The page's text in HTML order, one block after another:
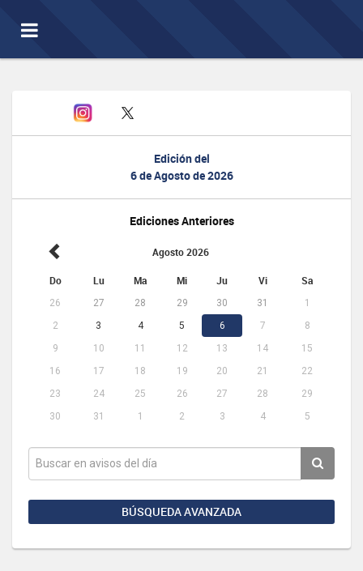
Toggle
navigation
Edición del
6 de Agosto de 2026
Ediciones Anteriores
Agosto 2026
Do Lu Ma Mi Ju Vi Sa
26 27 28 29 30 31
1
2
3 4 5 6 7
8
9
10 11 12 13 14
15
16
17 18 19 20 21
22
23
24 25 26 27 28
29
30
31 1 2 3 4 5
BÚSQUEDA AVANZADA